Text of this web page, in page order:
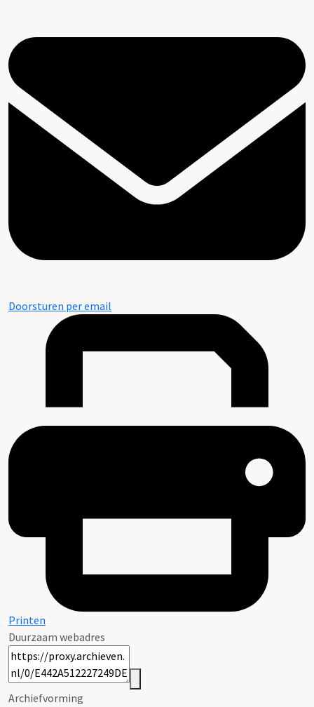
Doorsturen per email
Printen
Duurzaam webadres
Archiefvorming